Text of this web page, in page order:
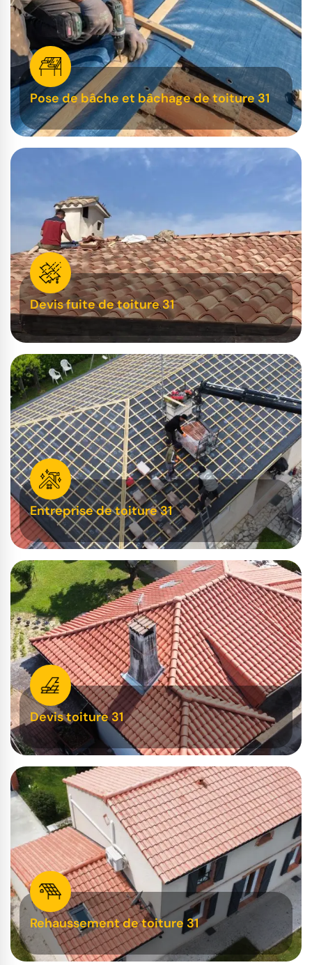
Pose de bâche et bâchage de toiture 31
Devis fuite de toiture 31
Entreprise de toiture 31
Devis toiture 31
Rehaussement de toiture 31